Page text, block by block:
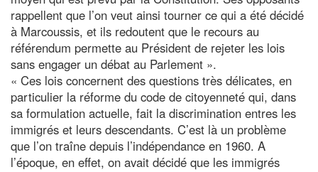
rappellent que l’on veut ainsi tourner ce qui a été décidé
à Marcoussis, et ils redoutent que le recours au
référendum permette au Président de rejeter les lois
sans engager un débat au Parlement ».
« Ces lois concernent des questions très délicates, en
particulier la réforme du code de citoyenneté qui, dans
sa formulation actuelle, fait la discrimination entres les
immigrés et leurs descendants. C’est là un problème
que l’on traîne depuis l’indépendance en 1960. A
l’époque, en effet, on avait décidé que les immigrés